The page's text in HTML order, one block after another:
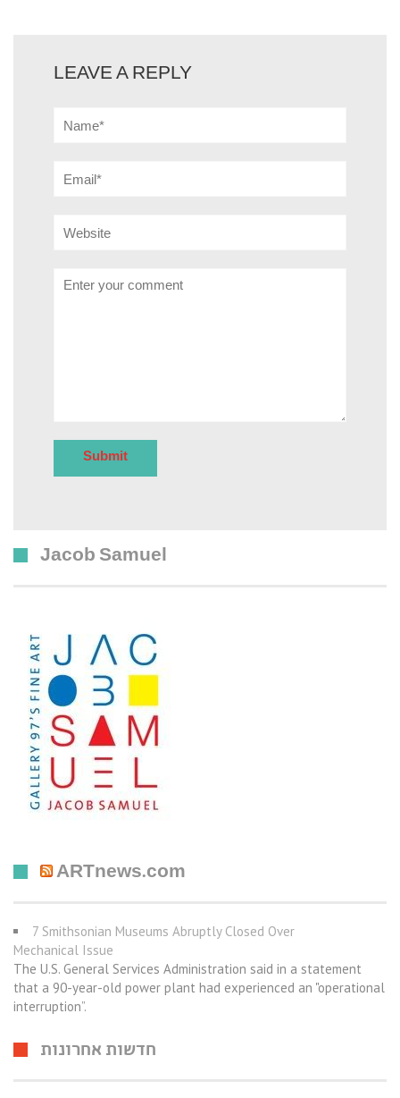
LEAVE A REPLY
Jacob Samuel
ARTnews.com
7 Smithsonian Museums Abruptly Closed Over
Mechanical Issue
The U.S. General Services Administration said in a statement
that a 90-year-old power plant had experienced an "operational
interruption”.
חדשות אחרונות